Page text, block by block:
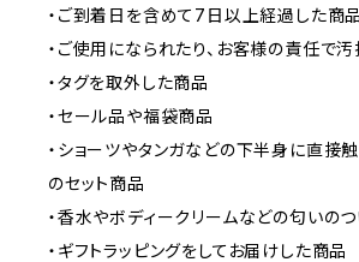
・ご到着日を含めて7日以上経過した商品
・ご使用になられたり、お客様の責任で
・タグを取外した商品
・セール品や福袋商品
・ショーツやタンガなどの下半身に直接
のセット商品
・香水やボディークリームなどの匂いの
・ギフトラッピングをしてお届けした商品